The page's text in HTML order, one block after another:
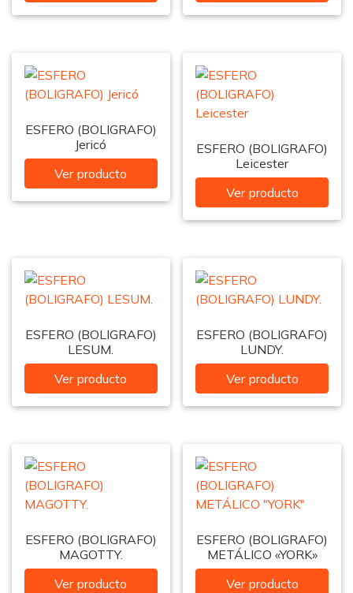
ESFERO (BOLIGRAFO)
Jericó
Ver producto
ESFERO (BOLIGRAFO)
Leicester
Ver producto
ESFERO (BOLIGRAFO)
LESUM.
Ver producto
ESFERO (BOLIGRAFO)
LUNDY.
Ver producto
ESFERO (BOLIGRAFO)
MAGOTTY.
Ver producto
ESFERO (BOLIGRAFO)
METÁLICO «YORK»
Ver producto